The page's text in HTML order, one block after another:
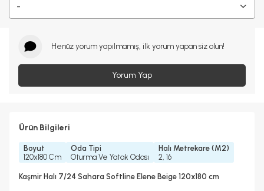
-
Henüz yorum yapılmamış, ilk yorum yapan siz olun!
Yorum Yap
Ürün Bilgileri
Boyut
120x180 Cm
Oda Tipi
Oturma Ve Yatak Odası
Halı Metrekare (M2)
2, 16
Kaşmir Halı 7/24 Sahara Softline Elene Beige 120x180 cm